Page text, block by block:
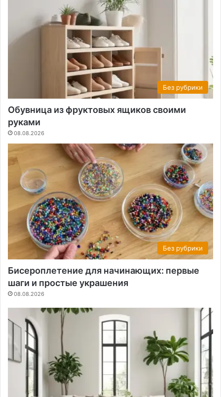
Без рубрики
Обувница из фруктовых ящиков своими
руками
08.08.2026
Без рубрики
Бисероплетение для начинающих: первые
шаги и простые украшения
08.08.2026